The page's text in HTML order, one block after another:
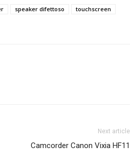
speaker difettoso
touchscreen
Next article
Camcorder Canon Vixia HF11